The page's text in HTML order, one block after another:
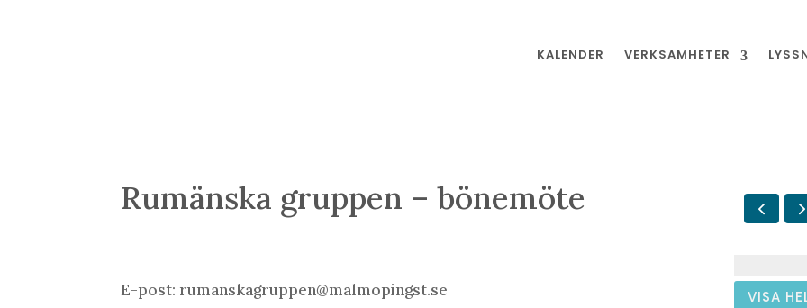
KALENDER VERKSAMHETER
Rumänska gruppen – bönemöte
E-post: rumanskagruppen@malmopingst.se VISA